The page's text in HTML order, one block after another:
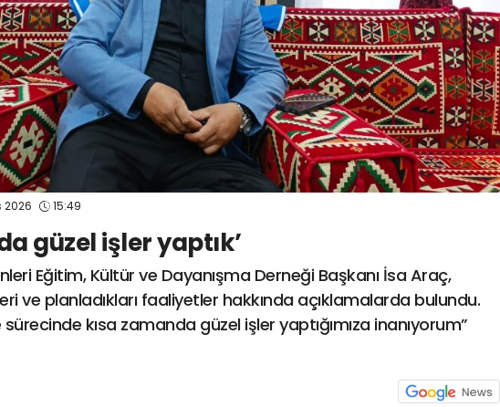
2026 15:49
güzel işler yaptık’
Eğitim, Kültür ve Dayanışma Derneği Başkanı İsa Araç,
ve planladıkları faaliyetler hakkında açıklamalarda bulundu.
kısa zamanda güzel işler yaptığımıza inanıyorum”